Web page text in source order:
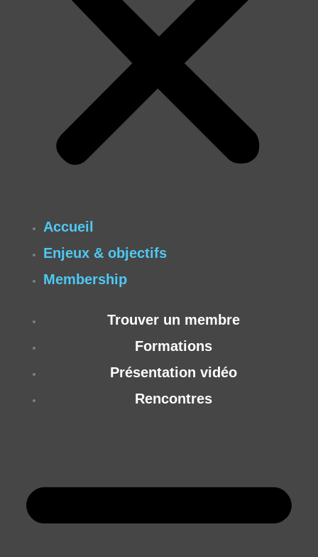
Accueil
Enjeux & objectifs
Membership
Trouver un membre
Formations
Présentation vidéo
Rencontres